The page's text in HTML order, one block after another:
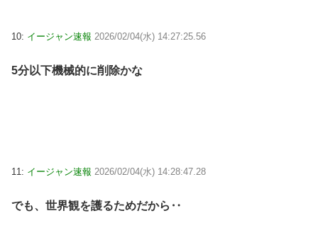
10: イージャン速報 2026/02/04(水) 14:27:25.56
5分以下機械的に削除かな
11: イージャン速報 2026/02/04(水) 14:28:47.28
でも、世界観を護るためだから‥